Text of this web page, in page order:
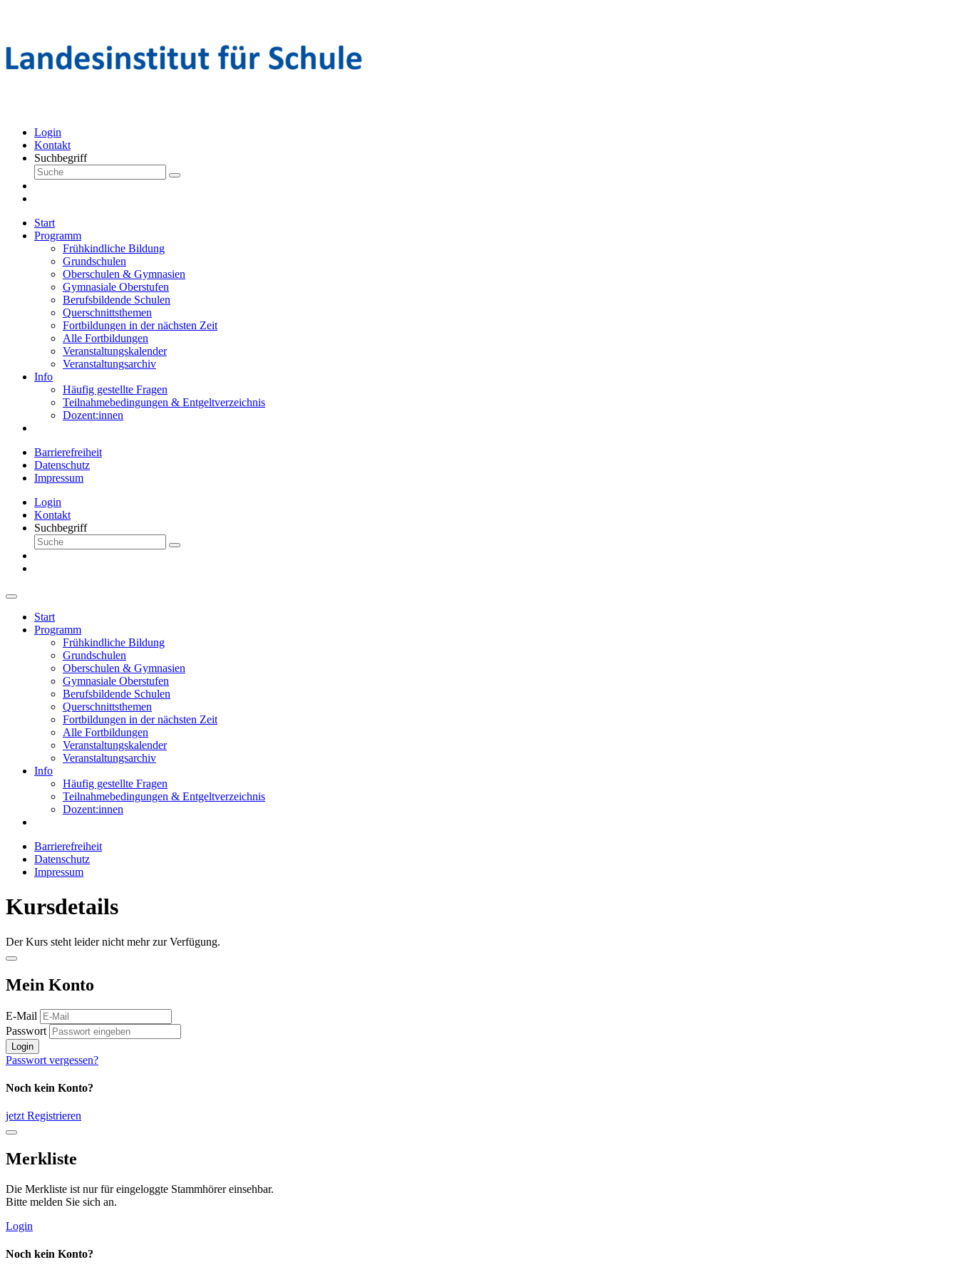
Login
Kontakt
Suchbegriff
Start
Programm
Frühkindliche Bildung
Grundschulen
Oberschulen & Gymnasien
Gymnasiale Oberstufen
Berufsbildende Schulen
Querschnittsthemen
Fortbildungen in der nächsten Zeit
Alle Fortbildungen
Veranstaltungskalender
Veranstaltungsarchiv
Info
Häufig gestellte Fragen
Teilnahmebedingungen & Entgeltverzeichnis
Dozent:innen
Barrierefreiheit
Datenschutz
Impressum
Login
Kontakt
Suchbegriff
Start
Programm
Frühkindliche Bildung
Grundschulen
Oberschulen & Gymnasien
Gymnasiale Oberstufen
Berufsbildende Schulen
Querschnittsthemen
Fortbildungen in der nächsten Zeit
Alle Fortbildungen
Veranstaltungskalender
Veranstaltungsarchiv
Info
Häufig gestellte Fragen
Teilnahmebedingungen & Entgeltverzeichnis
Dozent:innen
Barrierefreiheit
Datenschutz
Impressum
Kursdetails
Der Kurs steht leider nicht mehr zur Verfügung.
Mein Konto
E-Mail
Passwort
Login
Passwort vergessen?
Noch kein Konto?
jetzt Registrieren
Merkliste
Die Merkliste ist nur für eingeloggte Stammhörer einsehbar.
Bitte melden Sie sich an.
Login
Noch kein Konto?